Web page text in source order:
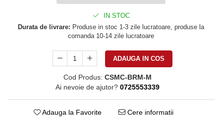
IN STOC
Durata de livrare: Produse in stoc 1-3 zile lucratoare, produse la
comanda 10-14 zile lucratoare
ADAUGA IN COS
Cod Produs: CSMC-BRM-M
Ai nevoie de ajutor? 0725553339
Adauga la Favorite Cere informatii